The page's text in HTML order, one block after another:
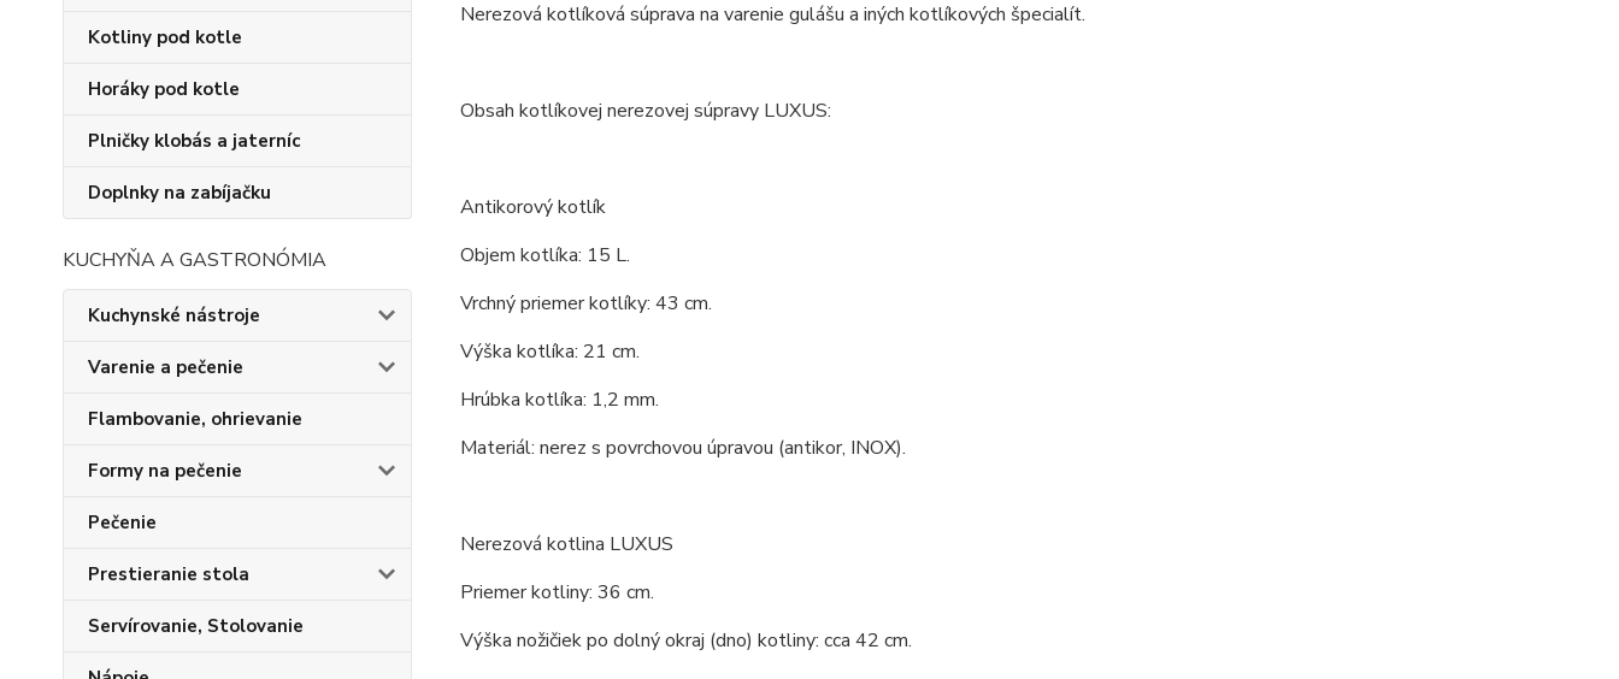
Kotliny pod kotle
Horáky pod kotle
Plničky klobás a jaterníc
Doplnky na zabíjačku
KUCHYŇA A GASTRONÓMIA
Kuchynské nástroje
Varenie a pečenie
Flambovanie, ohrievanie
Formy na pečenie
Pečenie
Prestieranie stola
Servírovanie, Stolovanie
Nerezová kotlíková súprava na varenie gulášu a iných kotlíkových špecialít.
Obsah kotlíkovej nerezovej súpravy LUXUS:
Antikorový kotlík
Objem kotlíka: 15 L.
Vrchný priemer kotlíky: 43 cm.
Výška kotlíka: 21 cm.
Hrúbka kotlíka: 1,2 mm.
Materiál: nerez s povrchovou úpravou (antikor, INOX).
Nerezová kotlina LUXUS
Priemer kotliny: 36 cm.
Výška nožičiek po dolný okraj (dno) kotliny: cca 42 cm.